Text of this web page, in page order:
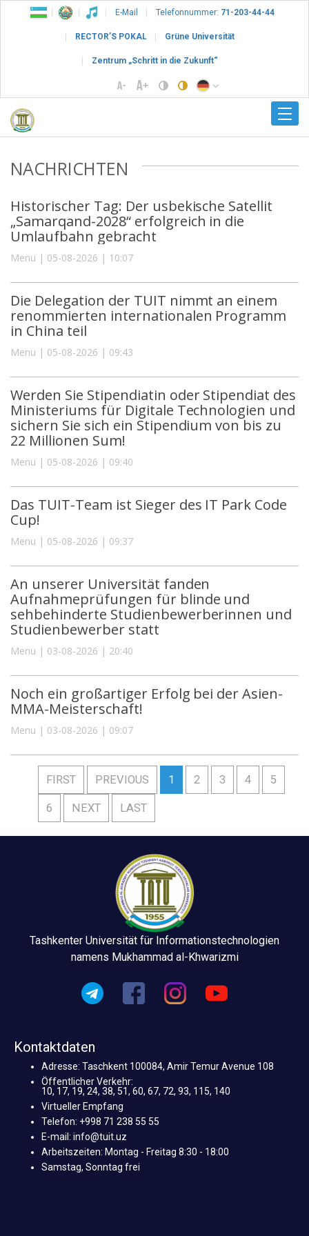
E-Mail Telefonnummer: 71-203-44-44
RECTOR’S POKAL Grüne Universität
Zentrum „Schritt in die Zukunft“
NACHRICHTEN
Historischer Tag: Der usbekische Satellit
„Samarqand-2028“ erfolgreich in die
Umlaufbahn gebracht
Menu | 05-08-2026 | 10:07
Die Delegation der TUIT nimmt an einem
renommierten internationalen Programm
in China teil
Menu | 05-08-2026 | 09:43
Werden Sie Stipendiatin oder Stipendiat des
Ministeriums für Digitale Technologien und
sichern Sie sich ein Stipendium von bis zu
22 Millionen Sum!
Menu | 05-08-2026 | 09:40
Das TUIT-Team ist Sieger des IT Park Code
Cup!
Menu | 05-08-2026 | 09:37
An unserer Universität fanden
Aufnahmeprüfungen für blinde und
sehbehinderte Studienbewerberinnen und
Studienbewerber statt
Menu | 03-08-2026 | 20:40
Noch ein großartiger Erfolg bei der Asien-
MMA-Meisterschaft!
Menu | 03-08-2026 | 09:07
FIRST PREVIOUS 1 2 3 4 5
6 NEXT LAST
Tashkenter Universität für Informationstechnologien
namens Mukhammad al-Khwarizmi
Kontaktdaten
Adresse: Taschkent 100084, Amir Temur Avenue 108
Öffentlicher Verkehr:
10, 17, 19, 24, 38, 51, 60, 67, 72, 93, 115, 140
Virtueller Empfang
Telefon: +998 71 238 55 55
E-mail: info@tuit.uz
Arbeitszeiten: Montag - Freitag 8:30 - 18:00
Samstag, Sonntag frei